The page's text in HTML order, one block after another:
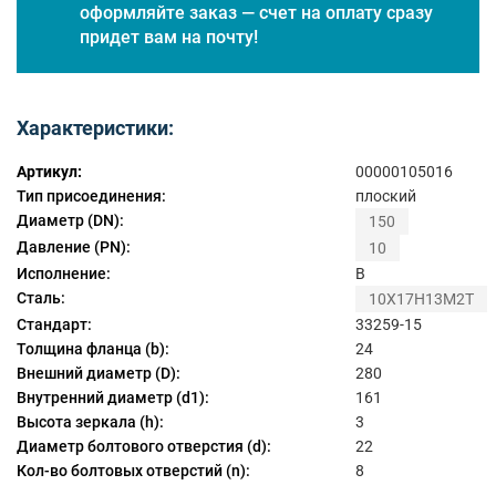
оформляйте заказ — счет на оплату сразу
придет вам на почту!
Характеристики:
Артикул:
00000105016
Тип присоединения:
плоский
Диаметр (DN):
150
Давление (PN):
10
Исполнение:
B
Сталь:
10Х17Н13М2Т
Стандарт:
33259-15
Толщина фланца (b):
24
Внешний диаметр (D):
280
Внутренний диаметр (d1):
161
Высота зеркала (h):
3
Диаметр болтового отверстия (d):
22
Кол-во болтовых отверстий (n):
8